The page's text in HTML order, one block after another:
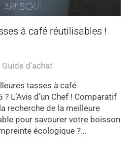
à café réutilisables !
Guide d'achat
tasses à café
L’Avis d’un Chef ! Comparatif
recherche de la meilleure
pour savourer votre boisson
écologique ?…